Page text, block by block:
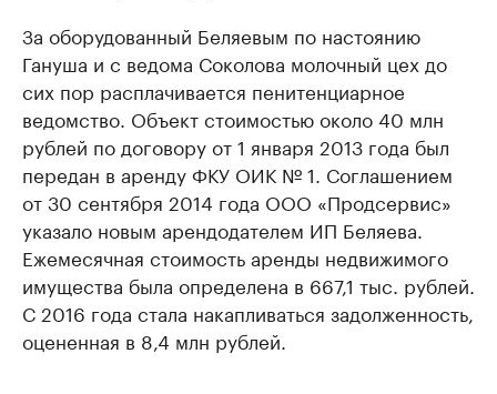
За оборудованный Беляевым по настоянию
Гануша и с ведома Соколова молочный цех до
сих пор расплачивается пенитенциарное
ведомство. Объект стоимостью около 40 млн
рублей по договору от 1 января 2013 года был
передан в аренду ФКУ ОИК № 1. Соглашением
от 30 сентября 2014 года ООО «Продсервис»
указало новым арендодателем ИП Беляева.
Ежемесячная стоимость аренды недвижимого
имущества была определена в 667,1 тыс. рублей.
С 2016 года стала накапливаться задолженность,
оцененная в 8,4 млн рублей.